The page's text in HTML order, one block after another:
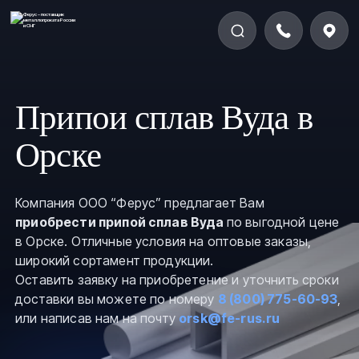
Припои сплав Вуда в
Орске
Компания ООО “Ферус” предлагает Вам
приобрести припой сплав Вуда по выгодной цене
в Орске. Отличные условия на оптовые заказы,
широкий сортамент продукции.
Оставить заявку на приобретение и уточнить сроки
доставки вы можете по номеру 8 (800) 775-60-93,
или написав нам на почту orsk@fe-rus.ru